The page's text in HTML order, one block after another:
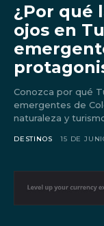
¿Por qué
ojos en
Conozca por qué
emergentes de
naturaleza y
DESTINOS 15 DE